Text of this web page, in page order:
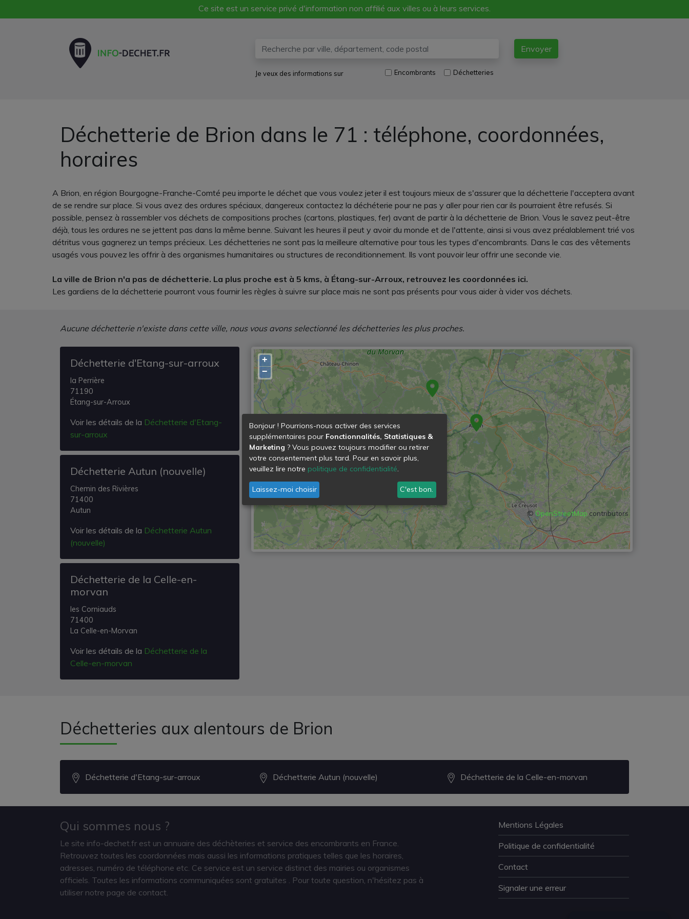
Ce site est un service privé d'information non affilié aux villes ou à leurs services.
Envoyer
Je veux des informations sur Encombrants Déchetteries
Déchetterie de Brion dans le 71 : téléphone, coordonnées,
horaires
A Brion, en région Bourgogne-Franche-Comté peu importe le déchet que vous voulez jeter il est toujours mieux de s'assurer que la déchetterie l'acceptera avant
de se rendre sur place. Si vous avez des ordures spéciaux, dangereux contactez la déchéterie pour ne pas y aller pour rien car ils pourraient être refusés. Si
possible, pensez à rassembler vos déchets de compositions proches (cartons, plastiques, fer) avant de partir à la déchetterie de Brion. Vous le savez peut-être
déjà, tous les ordures ne se jettent pas dans la même benne. Suivant les heures il peut y avoir du monde et de l'attente, ainsi si vous avez préalablement trié vos
détritus vous gagnerez un temps précieux. Les déchetteries ne sont pas la meilleure alternative pour tous les types d'encombrants. Dans le cas des vêtements
usagés vous pouvez les offrir à des organismes humanitaires ou structures de reconditionnement. Ils vont pouvoir leur offrir une seconde vie.
La ville de Brion n'a pas de déchetterie. La plus proche est à 5 kms, à Étang-sur-Arroux, retrouvez les coordonnées ici.
Les gardiens de la déchetterie pourront vous fournir les règles à suivre sur place mais ne sont pas présents pour vous aider à vider vos déchets.
Aucune déchetterie n'existe dans cette ville, nous vous avons selectionné les déchetteries les plus proches.
Déchetterie d'Etang-sur-arroux
la Perrière
71190
Étang-sur-Arroux
Voir les détails de la Déchetterie d'Etang-
sur-arroux
Déchetterie Autun (nouvelle)
Chemin des Rivières
71400
Autun
Voir les détails de la Déchetterie Autun
(nouvelle)
Déchetterie de la Celle-en-
morvan
les Corniauds
71400
La Celle-en-Morvan
Voir les détails de la Déchetterie de la
Celle-en-morvan
+
−
©OpenStreetMapcontributors
Déchetteries aux alentours de Brion
Déchetterie d'Etang-sur-arroux Déchetterie Autun (nouvelle) Déchetterie de la Celle-en-morvan
Qui sommes nous ?
Le site info-dechet.fr est un annuaire des déchèteries et service des encombrants en France.
Retrouvez toutes les coordonnées mais aussi les informations pratiques telles que les horaires,
adresses, numéro de téléphone etc. Ce service est un service distinct des mairies ou organismes
officiels. Toutes les informations communiquées sont gratuites . Pour toute question, n'hésitez pas à
utiliser notre page de contact.
Mentions Légales
Politique de confidentialité
Contact
Signaler une erreur
Bonjour ! Pourrions-nous activer des services
supplémentaires pour Fonctionnalités, Statistiques &
Marketing ? Vous pouvez toujours modifier ou retirer
votre consentement plus tard. Pour en savoir plus,
veuillez lire notre politique de confidentialité.
Laissez-moi choisir C'est bon.